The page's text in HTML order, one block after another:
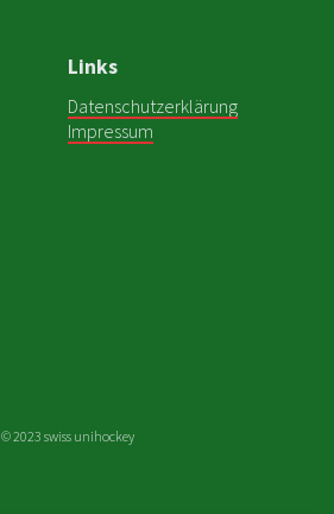
Links
Datenschutzerklärung
Impressum
© 2023 swiss unihockey